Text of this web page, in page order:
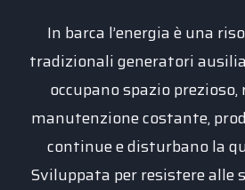
In barca l’energia è una
tradizionali generatori
occupano spazio
manutenzione costante,
continue e disturbano la
Sviluppata per resistere alle